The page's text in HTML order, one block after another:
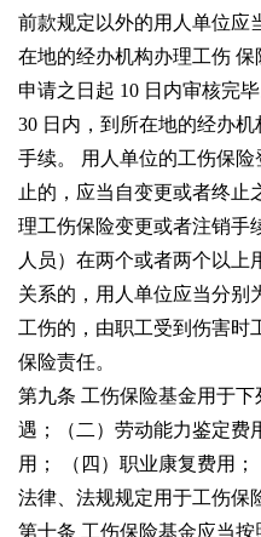
前款规定以外的用人单位应
在地的经办机构办理工伤 保
申请之日起 10 日内审核完毕
30 日内，到所在地的经办
手续。
用人单位的工伤保
止的，应当自变更或者终止
理工伤保险变更或者注销手
人员）在两个或者两个以上
关系的，用人单位应当分别
工伤的，由职工受到伤害时
保险责任。
第九条 工伤保险基金用于下
遇；
（二）劳动能力鉴定费
用；
（四）职业康复费用；
法律、法规规定用于工伤保
第十条 工伤保险基金应当